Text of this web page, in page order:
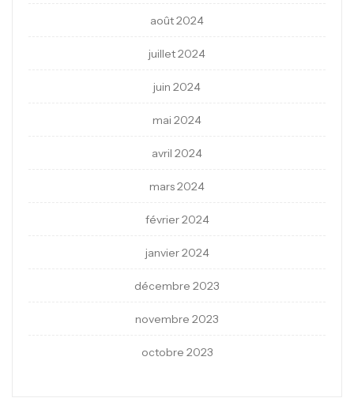
août 2024
juillet 2024
juin 2024
mai 2024
avril 2024
mars 2024
février 2024
janvier 2024
décembre 2023
novembre 2023
octobre 2023